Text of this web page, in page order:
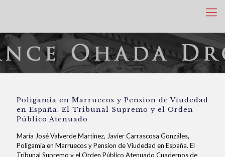
Poligamia en Marruecos y Pension de Viudedad
en España. El Tribunal Supremo y el Orden
Público Atenuado
María José Valverde Martinez, Javier Carrascosa Gonzáles,
Poligamia en Marruecos y Pension de Viudedad en España. El
Tribunal Supremo y el Orden Público Atenuado Cuadernos de